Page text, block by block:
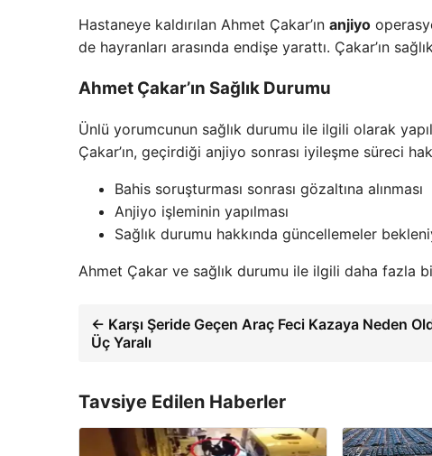
Hastaneye kaldırılan Ahmet Çakar’ın anjiyo
de hayranları arasında endişe yarattı. Çakar’ın
Ahmet Çakar’ın Sağlık Durumu
Ünlü yorumcunun sağlık durumu ile ilgili olarak
Çakar’ın, geçirdiği anjiyo sonrası iyileşme süreci
Bahis soruşturması sonrası gözaltına alınması
Anjiyo işleminin yapılması
Sağlık durumu hakkında güncellemeler
Ahmet Çakar ve sağlık durumu ile ilgili daha fazla
← Karşı Şeride Geçen Araç Feci Kazaya Neden
Üç Yaralı
Tavsiye Edilen Haberler